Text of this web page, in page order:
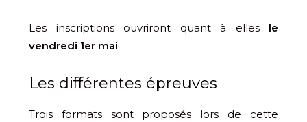
Les inscriptions ouvriront quant à elles le
vendredi 1er mai.
Les différentes épreuves
Trois formats sont proposés lors de cette